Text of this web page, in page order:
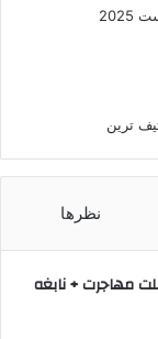
ترین
نظرها
مهاجرت + نابغه